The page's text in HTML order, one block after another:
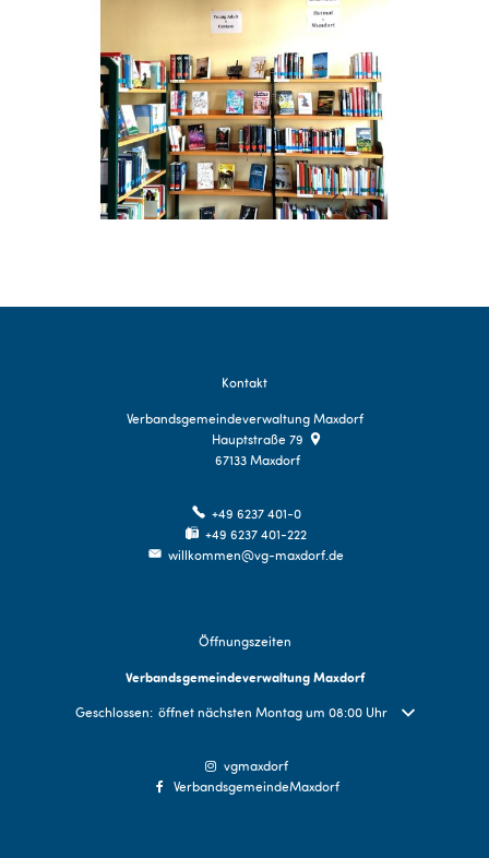
Kontakt
Verbandsgemeindeverwaltung Maxdorf
Hauptstraße 79
67133 Maxdorf
+49 6237 401-0
+49 6237 401-222
willkommen@vg-maxdorf.de
Öffnungszeiten
Verbandsgemeindeverwaltung Maxdorf
Klicken, um weitere Öffnungs- oder Schließzeiten auszublenden
Geschlossen: öffnet nächsten Montag um 08:00 Uhr
vgmaxdorf
VerbandsgemeindeMaxdorf